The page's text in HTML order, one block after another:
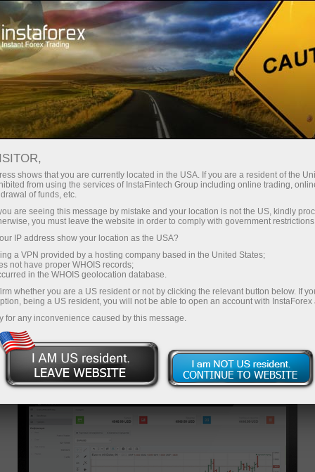
منصة التداول القائمة على الويب
منصة الويب تريدر القائمة على
الويب
فتح حساب تداول
فتح حساب تجريبي
منصة التداول WEBTRADER
shows that you are currently located in the USA. If you are a resident of the
from using the services of InstaFintech Group including online trading,
of funds, etc.
are seeing this message by mistake and your location is not the US, kindly
you must leave the website in order to comply with government
IP address show your location as the USA?
a VPN provided by a hosting company based in the United States;
not have proper WHOIS records;
in the WHOIS geolocation database.
whether you are a US resident or not by clicking the relevant button below. If
being a US resident, you will not be able to open an account with InstaForex
for any inconvenience caused by this message.